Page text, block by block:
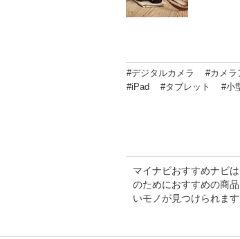
#デジタルカメラ #カメラ
#iPad
#タブレット #小
マイナビおすすめナビ
のためにおすすめの商
いモノが見つけられます